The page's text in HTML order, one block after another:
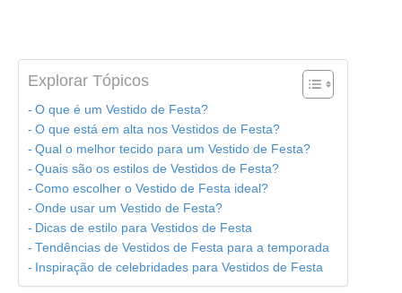
Explorar Tópicos
O que é um Vestido de Festa?
O que está em alta nos Vestidos de Festa?
Qual o melhor tecido para um Vestido de Festa?
Quais são os estilos de Vestidos de Festa?
Como escolher o Vestido de Festa ideal?
Onde usar um Vestido de Festa?
Dicas de estilo para Vestidos de Festa
Tendências de Vestidos de Festa para a temporada
Inspiração de celebridades para Vestidos de Festa